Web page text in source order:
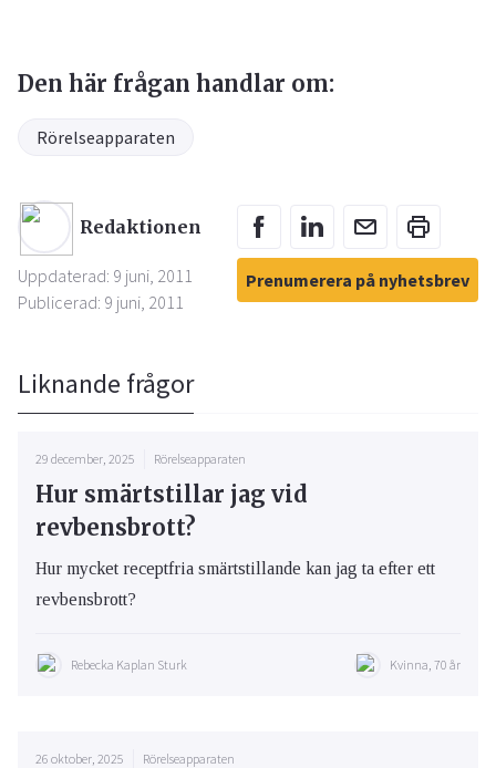
Den här frågan handlar om:
Rörelseapparaten
Redaktionen
Uppdaterad: 9 juni, 2011
Publicerad: 9 juni, 2011
Prenumerera på nyhetsbrev
Liknande frågor
29 december, 2025 Rörelseapparaten
Hur smärtstillar jag vid
revbensbrott?
Hur mycket receptfria smärtstillande kan jag ta efter ett
revbensbrott?
Rebecka Kaplan Sturk Kvinna, 70 år
26 oktober, 2025 Rörelseapparaten